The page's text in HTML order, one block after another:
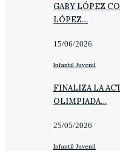
GABY LÓPEZ
LÓPEZ…
15/06/2026
Infantil Juvenil
FINALIZA LA
OLIMPIADA…
25/05/2026
Infantil Juvenil